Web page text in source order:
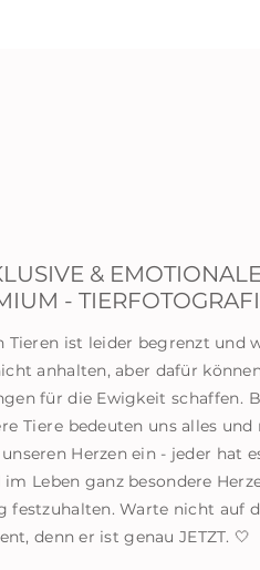
&
-
Tieren ist leider begrenzt und
anhalten, aber dafür
für die Ewigkeit schaffen.
Tiere bedeuten uns alles und
Herzen ein - jeder hat
Leben ganz besondere
festzuhalten. Warte nicht auf
denn er ist genau JETZT. 🤍